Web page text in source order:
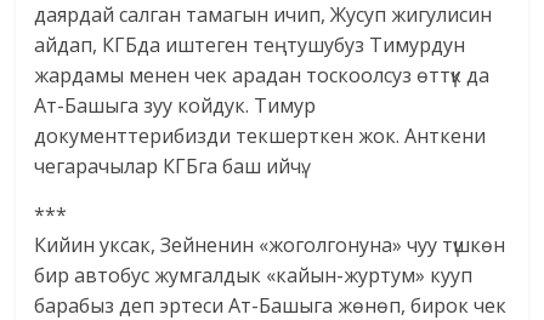
даярдай салган тамагын ичип, Жусуп жигулисин
айдап, КГБда иштеген теңтушубуз Тимурдун
жардамы менен чек арадан тоскоолсуз өттүк да
Ат-Башыга зуу койдук. Тимур
документтерибизди текшерткен жок. Анткени
чегарачылар КГБга баш ийчү.
***
Кийин уксак, Зейненин «жоголгонуна» чуу түшкөн
бир автобус жумгалдык «кайын-журтум» кууп
барабыз деп эртеси Ат-Башыга жөнөп, бирок чек